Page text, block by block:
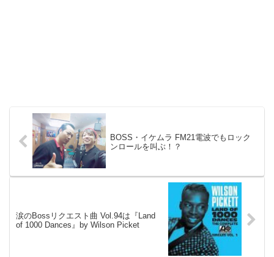
BOSS・イケムラ FM21電波でもロック
ンロールを叫ぶ！？
涙のBossリクエスト曲 Vol.94は『Land
of 1000 Dances』by Wilson Picket